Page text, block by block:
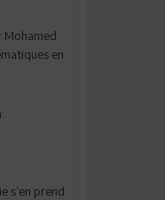
Mohamed
en
s’en prend